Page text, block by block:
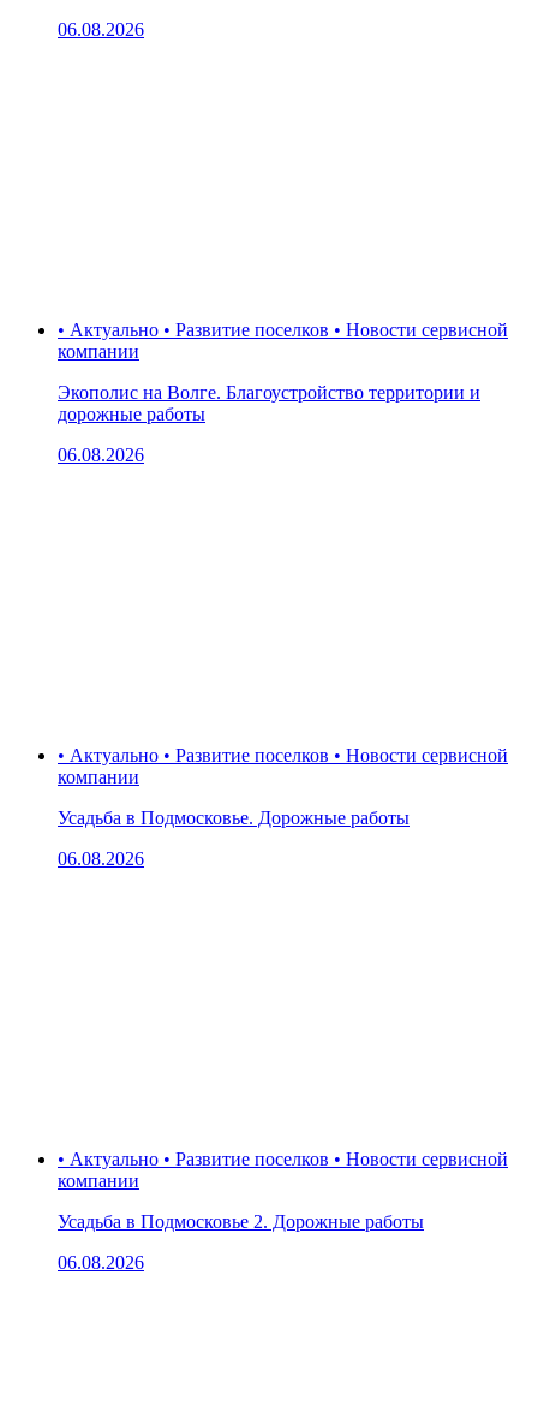
06.08.2026
• Актуально • Развитие поселков • Новости сервисной
компании
Экополис на Волге. Благоустройство территории и
дорожные работы
06.08.2026
• Актуально • Развитие поселков • Новости сервисной
компании
Усадьба в Подмосковье. Дорожные работы
06.08.2026
• Актуально • Развитие поселков • Новости сервисной
компании
Усадьба в Подмосковье 2. Дорожные работы
06.08.2026